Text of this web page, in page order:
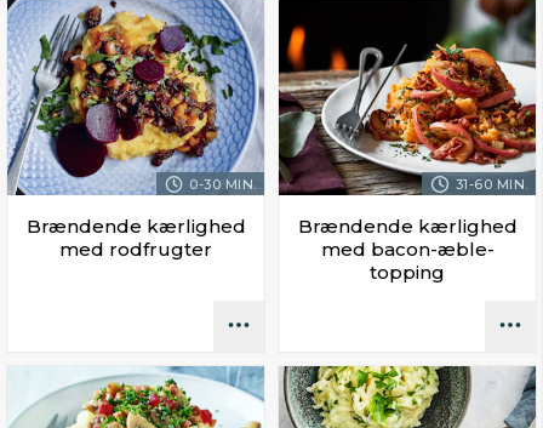
0-30 MIN.
Brændende kærlighed
med rodfrugter
31-60 MIN.
Brændende kærlighed
med bacon-æble-
topping